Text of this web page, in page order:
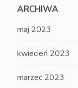
ARCHIWA
maj 2023
kwiecień 2023
marzec 2023